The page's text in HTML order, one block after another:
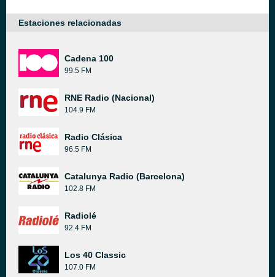
Estaciones relacionadas
Cadena 100
99.5 FM
RNE Radio (Nacional)
104.9 FM
Radio Clásica
96.5 FM
Catalunya Radio (Barcelona)
102.8 FM
Radiolé
92.4 FM
Los 40 Classic
107.0 FM